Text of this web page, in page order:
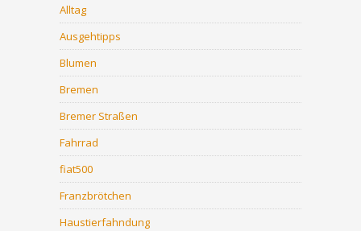
Alltag
Ausgehtipps
Blumen
Bremen
Bremer Straßen
Fahrrad
fiat500
Franzbrötchen
Haustierfahndung